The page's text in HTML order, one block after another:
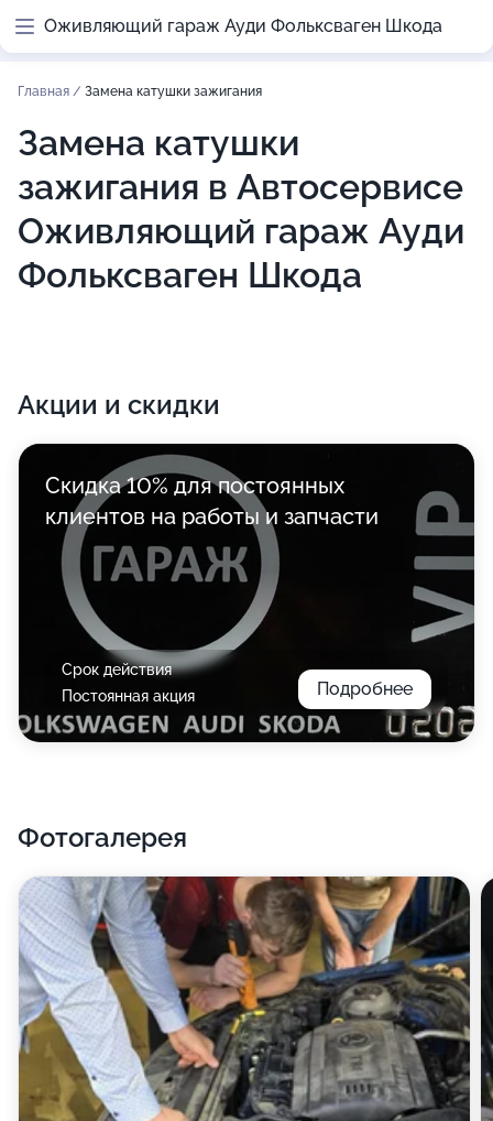
Оживляющий гараж Ауди Фольксваген Шкода
Главная / Замена катушки зажигания
Замена катушки
зажигания в Автосервисе
Оживляющий гараж Ауди
Фольксваген Шкода
Акции и скидки
Скидка 10% для постоянных
клиентов на работы и запчасти
Срок действия
Постоянная акция
Подробнее
Фотогалерея